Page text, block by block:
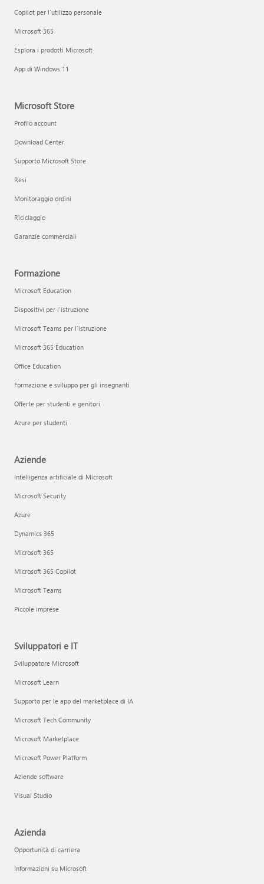
Copilot per l'utilizzo personale
Microsoft 365
Esplora i prodotti Microsoft
App di Windows 11
Microsoft Store
Profilo account
Download Center
Supporto Microsoft Store
Resi
Monitoraggio ordini
Riciclaggio
Garanzie commerciali
Formazione
Microsoft Education
Dispositivi per l'istruzione
Microsoft Teams per l'istruzione
Microsoft 365 Education
Office Education
Formazione e sviluppo per gli insegnanti
Offerte per studenti e genitori
Azure per studenti
Aziende
Intelligenza artificiale di Microsoft
Microsoft Security
Azure
Dynamics 365
Microsoft 365
Microsoft 365 Copilot
Microsoft Teams
Piccole imprese
Sviluppatori e IT
Sviluppatore Microsoft
Microsoft Learn
Supporto per le app del marketplace di IA
Microsoft Tech Community
Microsoft Marketplace
Microsoft Power Platform
Aziende software
Visual Studio
Azienda
Opportunità di carriera
Informazioni su Microsoft